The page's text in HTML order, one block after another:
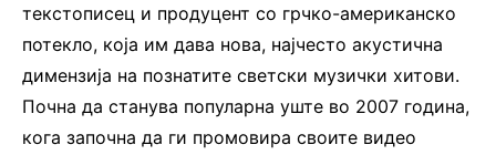
текстописец и продуцент со грчко-американско
потекло, која им дава нова, најчесто акустична
димензија на познатите светски музички хитови.
Почна да станува популарна уште во 2007 година,
кога започна да ги промовира своите видео